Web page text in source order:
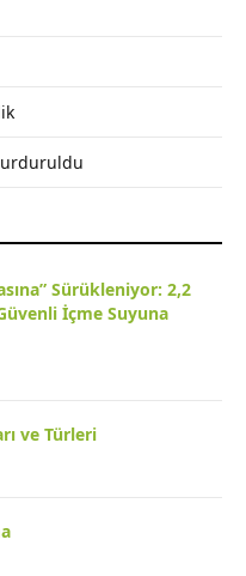
Sürükleniyor: 2,2
İçme Suyuna
ve Türleri